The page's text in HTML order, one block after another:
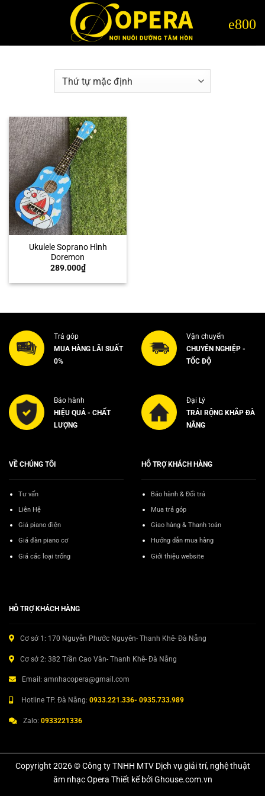
Ukulele Soprano Hình
Doremon
289.000₫
Trả góp
MUA HÀNG LÃI SUẤT
0%
Vận chuyển
CHUYÊN NGHIỆP -
TỐC ĐỘ
Bảo hành
HIỆU QUẢ - CHẤT
LƯỢNG
Đại Lý
TRẢI RỘNG KHẮP ĐÀ
NẴNG
VỀ CHÚNG TÔI
Tư vấn
Liên Hệ
Giá piano điện
Giá đàn piano cơ
Giá các loại trống
HỖ TRỢ KHÁCH HÀNG
Bảo hành & Đổi trả
Mua trả góp
Giao hàng & Thanh toán
Hướng dẫn mua hàng
Giới thiệu website
HỖ TRỢ KHÁCH HÀNG
Cơ sở 1: 170 Nguyễn Phước Nguyên- Thanh Khê- Đà Nẵng
Cơ sở 2: 382 Trần Cao Vân- Thanh Khê- Đà Nẵng
Email: amnhacopera@gmail.com
Hotline TP. Đà Nẵng: 0933.221.336- 0935.733.989
Zalo: 0933221336
Copyright 2026 © Công ty TNHH MTV Dịch vụ giải trí, nghệ thuật
âm nhạc Opera Thiết kế bởi Ghouse.com.vn